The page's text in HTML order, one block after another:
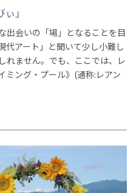
」
出会いの「場」となることを目
代アート」と聞いて少し小難し
れません。でも、ここでは、レ
ミング・プール》(通称:レアン